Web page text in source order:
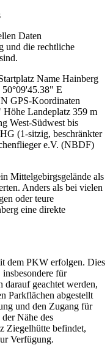
Daten
und die rechtliche
Name Hainberg
E
GPS-Koordinaten
Landeplatz 359 m
West-Südwest bis
(1-sitzig, beschränkter
e.V. (NBDF)
Mittelgebirgsgelände als
Anders als bei vielen
oder teure
eine direkte
dem PKW erfolgen. Dies
für
darauf geachtet werden,
Parkflächen abgestellt
und den Zugang für
Nähe des
Ziegelhütte befindet,
Verfügung.